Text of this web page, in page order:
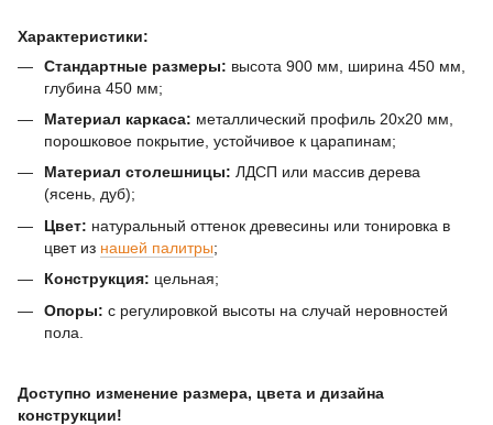
Характеристики:
Стандартные размеры: высота 900 мм, ширина 450 мм,
глубина 450 мм;
Материал каркаса: металлический профиль 20х20 мм,
порошковое покрытие, устойчивое к царапинам;
Материал столешницы: ЛДСП или массив дерева
(ясень, дуб);
Цвет: натуральный оттенок древесины или тонировка в
цвет из нашей палитры;
Конструкция: цельная;
Опоры: с регулировкой высоты на случай неровностей
пола.
Доступно изменение размера, цвета и дизайна
конструкции!